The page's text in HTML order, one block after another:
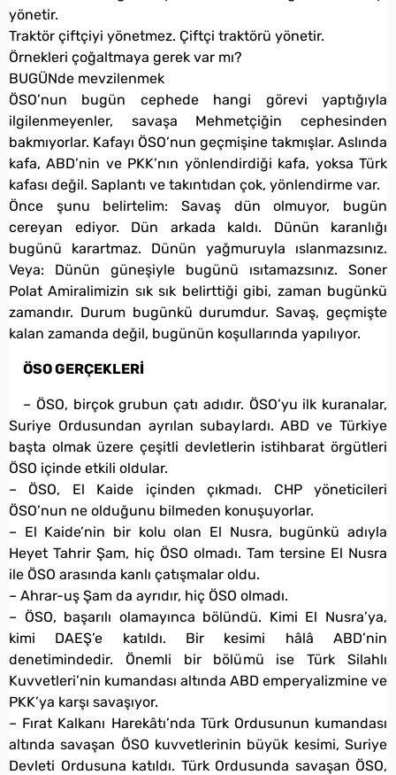
yönetir.
Traktör çiftçiyi yönetmez. Çiftçi traktörü yönetir.
Örnekleri çoğaltmaya gerek var mı?
BUGÜNde mevzilenmek
ÖSO’nun bugün cephede hangi görevi yaptığıyla
ilgilenmeyenler, savaşa Mehmetçiğin cephesinden
bakmıyorlar. Kafayı ÖSO’nun geçmişine takmışlar. Aslında
kafa, ABD’nin ve PKK’nın yönlendirdiği kafa, yoksa Türk
kafası değil. Saplantı ve takıntıdan çok, yönlendirme var.
Önce şunu belirtelim: Savaş dün olmuyor, bugün
cereyan ediyor. Dün arkada kaldı. Dünün karanlığı
bugünü karartmaz. Dünün yağmuruyla ıslanmazsınız.
Veya: Dünün güneşiyle bugünü ısıtamazsınız. Soner
Polat Amiralimizin sık sık belirttiği gibi, zaman bugünkü
zamandır. Durum bugünkü durumdur. Savaş, geçmişte
kalan zamanda değil, bugünün koşullarında yapılıyor.
ÖSO GERÇEKLERİ
– ÖSO, birçok grubun çatı adıdır. ÖSO’yu ilk kuranalar,
Suriye Ordusundan ayrılan subaylardı. ABD ve Türkiye
başta olmak üzere çeşitli devletlerin istihbarat örgütleri
ÖSO içinde etkili oldular.
– ÖSO, El Kaide içinden çıkmadı. CHP yöneticileri
ÖSO’nun ne olduğunu bilmeden konuşuyorlar.
– El Kaide’nin bir kolu olan El Nusra, bugünkü adıyla
Heyet Tahrir Şam, hiç ÖSO olmadı. Tam tersine El Nusra
ile ÖSO arasında kanlı çatışmalar oldu.
– Ahrar-uş Şam da ayrıdır, hiç ÖSO olmadı.
– ÖSO, başarılı olamayınca bölündü. Kimi El Nusra’ya,
kimi DAEŞ’e katıldı. Bir kesimi hâlâ ABD’nin
denetimindedir. Önemli bir bölümü ise Türk Silahlı
Kuvvetleri’nin kumandası altında ABD emperyalizmine ve
PKK’ya karşı savaşıyor.
– Fırat Kalkanı Harekâtı’nda Türk Ordusunun kumandası
altında savaşan ÖSO kuvvetlerinin büyük kesimi, Suriye
Devleti Ordusuna katıldı. Türk Ordusunda savaşan ÖSO,